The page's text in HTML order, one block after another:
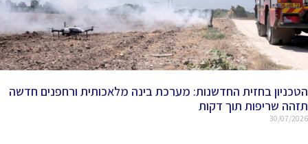
הטכניון בחזית החדשנות: מערכת בינה מלאכותית ורחפנים חדשה
תזהה שריפות תוך דקות
30/07/2026